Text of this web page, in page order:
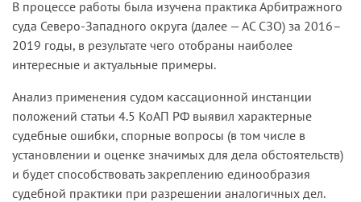
В процессе работы была изучена практика Арбитражного
суда Северо-Западного округа (далее — АС СЗО) за 2016–
2019 годы, в результате чего отобраны наиболее
интересные и актуальные примеры.
Анализ применения судом кассационной инстанции
положений статьи 4.5 КоАП РФ выявил характерные
судебные ошибки, спорные вопросы (в том числе в
установлении и оценке значимых для дела обстоятельств)
и будет способствовать закреплению единообразия
судебной практики при разрешении аналогичных дел.